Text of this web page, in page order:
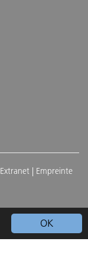
OK
Extranet | Empreinte